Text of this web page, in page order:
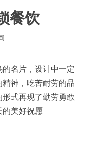
餐饮
名片，设计中一定
神，吃苦耐劳的品
形式再现了勤劳勇敢
的美好祝愿